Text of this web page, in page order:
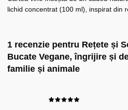
lichid concentrat (100 ml), inspirat din
1 recenzie pentru Rețete și
Bucate Vegane, îngrijire și
familie și animale